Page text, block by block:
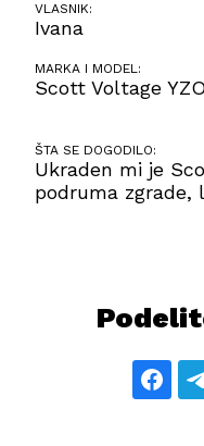
VLASNIK:
Ivana
MARKA I MODEL:
Scott Voltage YZO
ŠTA SE DOGODILO:
Ukraden mi je
podruma zgrade,